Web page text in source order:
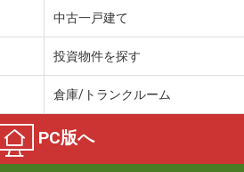
中古一戸建て
投資物件を探す
倉庫/トランクルーム
PC版へ